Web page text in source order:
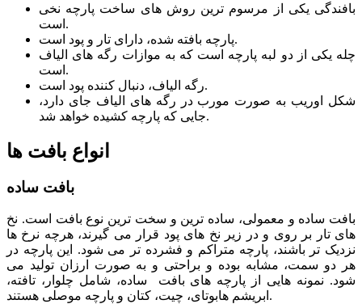
بافندگی یکی از مرسوم ترین روش های ساخت پارچه نخی
است.
پارچه بافته شده، دارای تار و پود است.
چله یکی از دو لبه پارچه است که به موازات رگه های الیاف
است.
رگه الیاف، دنبال کننده پود است.
شکل اوریب به صورت مورب در رگه های الیاف جای دارد،
جایی که پارچه کشیده خواهد شد.
انواع بافت ها
بافت ساده
بافت ساده و معمولی، ساده ترین و سخت ترین نوع بافت است. نخ
های تار بر روی و در زیر نخ های پود قرار می گیرند، هرچه نرخ ها
نزدیک تر باشند، پارچه متراکم و فشرده تر می شود. این پارچه در
هر دو سمت، مشابه بوده و براحتی و به صورت ارزان تولید می
شود. نمونه هایی از پارچه های بافت ساده، شامل چلوار، تافته،
ابریشم هابوتای، چیت، کتان و پارچه موصلی هستند.